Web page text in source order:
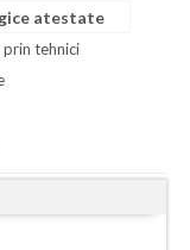
atestate
prin tehnici